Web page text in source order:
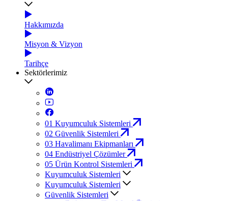
Hakkımızda
Misyon & Vizyon
Tarihçe
Sektörlerimiz
01 Kuyumculuk Sistemleri
02 Güvenlik Sistemleri
03 Havalimanı Ekipmanları
04 Endüstriyel Çözümler
05 Ürün Kontrol Sistemleri
Kuyumculuk Sistemleri
Kuyumculuk Sistemleri
Güvenlik Sistemleri